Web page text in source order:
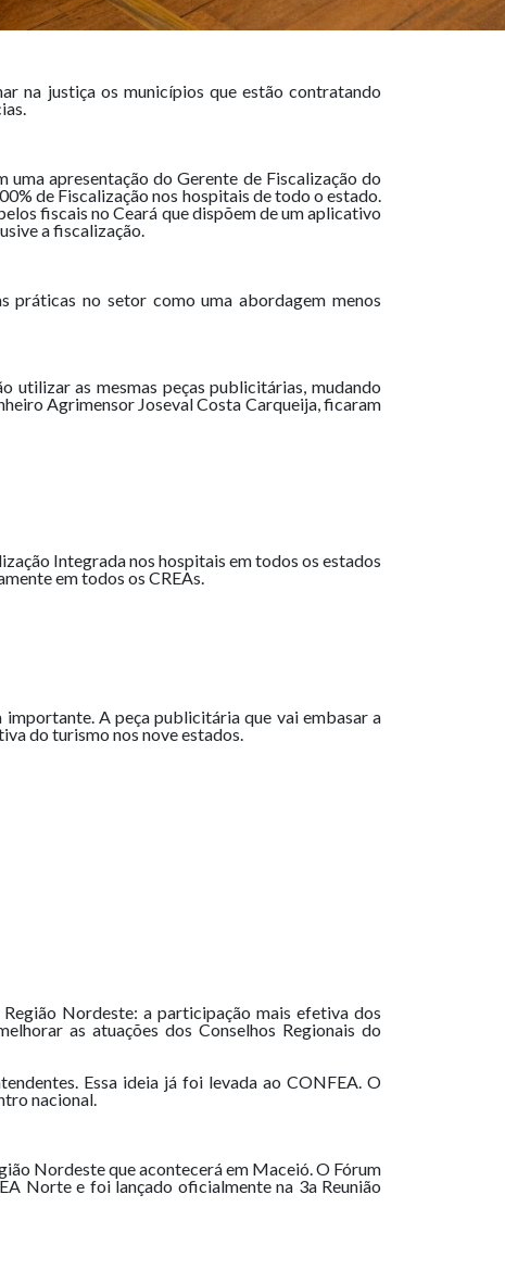
na justiça os municípios que estão contratando
apresentação do Gerente de Fiscalização do
de Fiscalização nos hospitais de todo o estado.
fiscais no Ceará que dispõem de um aplicativo
a fiscalização.
práticas no setor como uma abordagem menos
utilizar as mesmas peças publicitárias, mudando
Agrimensor Joseval Costa Carqueija, ficaram
Integrada nos hospitais em todos os estados
em todos os CREAs.
importante. A peça publicitária que vai embasar a
do turismo nos nove estados.
Nordeste: a participação mais efetiva dos
as atuações dos Conselhos Regionais do
Essa ideia já foi levada ao CONFEA. O
nacional.
Nordeste que acontecerá em Maceió. O Fórum
Norte e foi lançado oficialmente na 3a Reunião